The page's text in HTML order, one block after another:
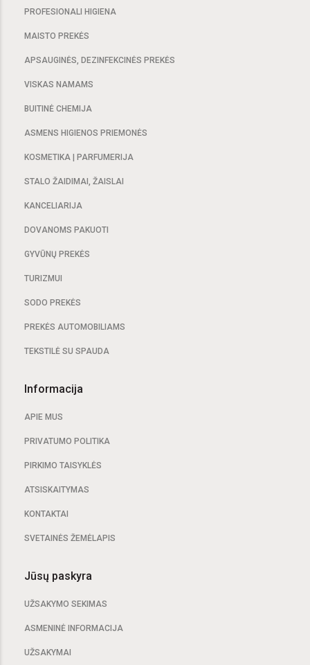
PROFESIONALI HIGIENA
MAISTO PREKĖS
APSAUGINĖS, DEZINFEKCINĖS PREKĖS
VISKAS NAMAMS
BUITINĖ CHEMIJA
ASMENS HIGIENOS PRIEMONĖS
KOSMETIKA | PARFUMERIJA
STALO ŽAIDIMAI, ŽAISLAI
KANCELIARIJA
DOVANOMS PAKUOTI
GYVŪNŲ PREKĖS
TURIZMUI
SODO PREKĖS
PREKĖS AUTOMOBILIAMS
TEKSTILĖ SU SPAUDA
Informacija
APIE MUS
PRIVATUMO POLITIKA
PIRKIMO TAISYKLĖS
ATSISKAITYMAS
KONTAKTAI
SVETAINĖS ŽEMĖLAPIS
Jūsų paskyra
UŽSAKYMO SEKIMAS
ASMENINĖ INFORMACIJA
UŽSAKYMAI